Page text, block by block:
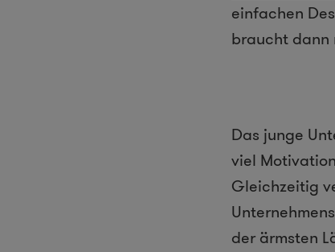
einfachen
braucht dann
Das junge
viel
Gleichzeitig
der ärmsten